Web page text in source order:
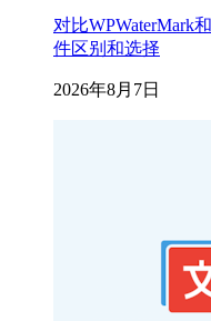
对比WPWaterMark
件区别和选择
2026年8月7日